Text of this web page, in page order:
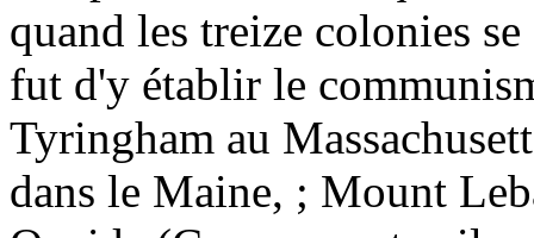
quand les treize colonies
fut d'y établir le
Tyringham au
dans le Maine, ; Mount